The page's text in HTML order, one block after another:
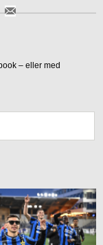
– eller med